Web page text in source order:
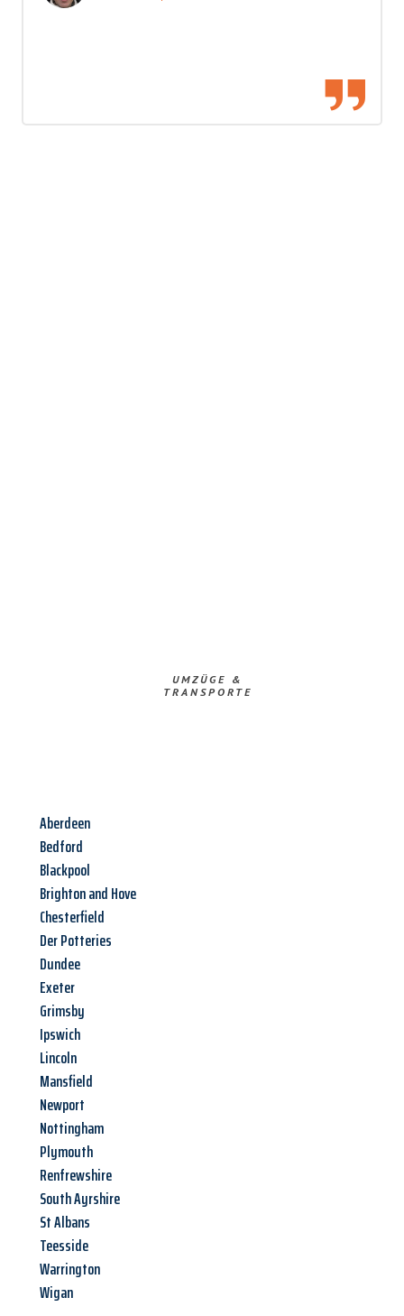
UMZÜGE &
TRANSPORTE
Aberdeen
Bedford
Blackpool
Brighton and Hove
Chesterfield
Der Potteries
Dundee
Exeter
Grimsby
Ipswich
Lincoln
Mansfield
Newport
Nottingham
Plymouth
Renfrewshire
South Ayrshire
St Albans
Teesside
Warrington
Wigan